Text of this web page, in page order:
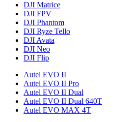
DJI Matrice
DJI FPV
DJI Phantom
DJI Ryze Tello
DJI Avata
DJI Neo
DJI Flip
Autel EVO II
Autel EVO II Pro
Autel EVO II Dual
Autel EVO II Dual 640T
Autel EVO MAX 4T